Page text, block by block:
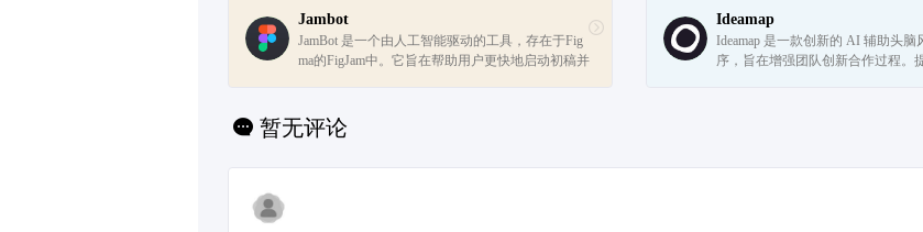
Jambot
JamBot 是一个由人工智能驱动的工具，存在于Fig
ma的FigJam中。它旨在帮助用户更快地启动初稿并
Ideamap
Ideamap 是一款创新的 AI 辅助头脑
序，旨在增强团队创新合作过程。
暂无评论